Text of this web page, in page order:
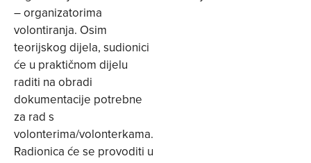
– organizatorima
volontiranja. Osim
teorijskog dijela, sudionici
će u praktičnom dijelu
raditi na obradi
dokumentacije potrebne
za rad s
volonterima/volonterkama.
Radionica će se provoditi u